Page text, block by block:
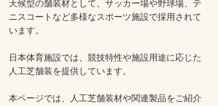
文字の見えづらさや操作にお困りの方へ
天候型の舗装材として、サッカー場や野球場、テ
ニスコートなど多様なスポーツ施設で採用されて
います。
日本体育施設では、競技特性や施設用途に応じた
人工芝舗装を提供しています。
本ページでは、人工芝舗装材や関連製品をご紹介